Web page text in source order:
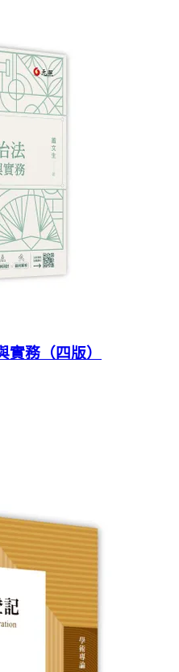
務（四版）